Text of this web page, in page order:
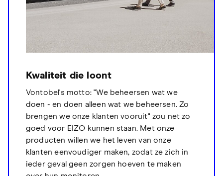
Kwaliteit die loont
Vontobel's motto: "We beheersen wat we
doen - en doen alleen wat we beheersen. Zo
brengen we onze klanten vooruit" zou net zo
goed voor EIZO kunnen staan. Met onze
producten willen we het leven van onze
klanten eenvoudiger maken, zodat ze zich in
ieder geval geen zorgen hoeven te maken